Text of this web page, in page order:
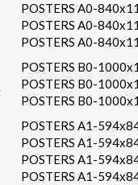
POSTERS A0-
POSTERS A0-
POSTERS A0-
POSTERS B0-
POSTERS B0-
POSTERS B0-
POSTERS A1-
POSTERS A1-
POSTERS A1-
POSTERS A1-